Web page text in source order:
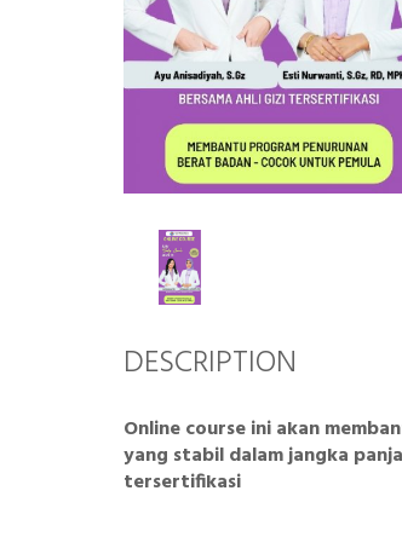
DESCRIPTION
Online course ini akan
yang stabil dalam jangka
tersertifikasi